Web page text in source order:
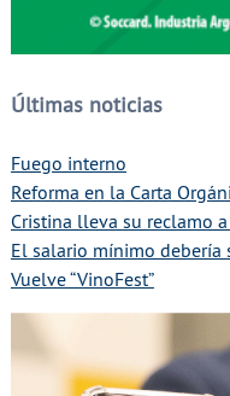
Últimas noticias
Fuego interno
Reforma en la Carta
Cristina lleva su reclamo
El salario mínimo debería
Vuelve “VinoFest”